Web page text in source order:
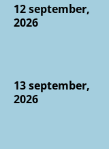
12 september,
2026
13 september,
2026